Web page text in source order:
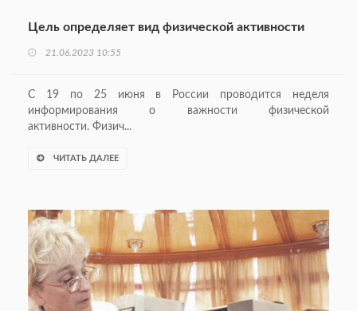
Цель определяет вид физической активности
21.06.2023 10:55
С 19 по 25 июня в России проводится неделя
информирования о важности физической
активности. Физич...
ЧИТАТЬ ДАЛЕЕ